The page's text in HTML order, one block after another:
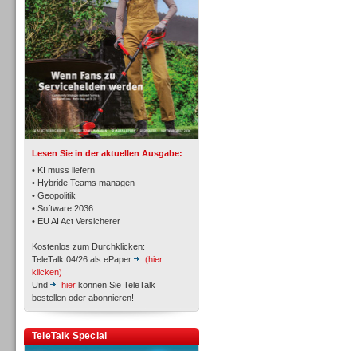
Lesen Sie in der aktuellen Ausgabe:
• KI muss liefern
• Hybride Teams managen
• Geopolitik
• Software 2036
• EU AI Act Versicherer
Kostenlos zum Durchklicken:
TeleTalk 04/26 als ePaper
(hier
klicken)
Und
hier können Sie TeleTalk
bestellen oder abonnieren!
TeleTalk Special
TK- und ACD-Systeme
Workforce-Management